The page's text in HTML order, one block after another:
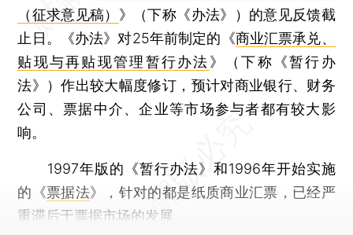
（征求意见稿） 》（下称《办法》）的意见反馈截
止日。《办法》对25年前制定的《商业汇票承兑、
贴现与再贴现管理暂行办法》（下称《暂行办
法》）作出较大幅度修订，预计对商业银行、财务
公司、票据中介、企业等市场参与者都有较大影
响。
1997年版的《暂行办法》和1996年开始实施
的《票据法》，针对的都是纸质商业汇票，已经严
重滞后于票据市场的发展。